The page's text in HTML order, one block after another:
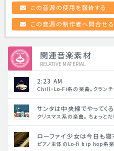
この音源の使用を報告する
この音源の制作者へ問合せる
関連音楽素材
RELATIVE MATERIAL
2:23 AM
Chill・Lo-Fi系の楽曲。クラン
サンタは中央線でやってくる
クリスマス系の楽曲。 ちょっと
ローファイ少女は今日も寝
ピアノ主体のLo-fi hip hop系